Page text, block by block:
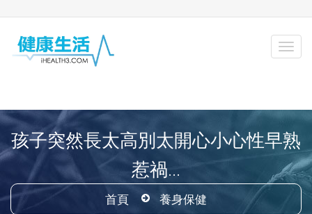
孩子突然長太高別太開心小心性早熟
惹禍...
首頁 養身保健